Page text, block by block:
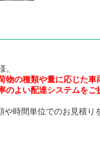
。
物の種類や量に応じた
のよい配達システムをご
時間単位でのお見積り